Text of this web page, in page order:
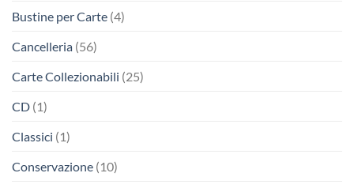
Bustine per Carte (4)
Cancelleria (56)
Carte Collezionabili (25)
CD (1)
Classici (1)
Conservazione (10)